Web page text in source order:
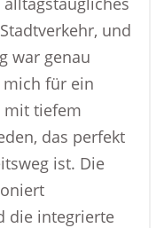
und
war genau
für ein
mit tiefem
das perfekt
ist. Die
die integrierte